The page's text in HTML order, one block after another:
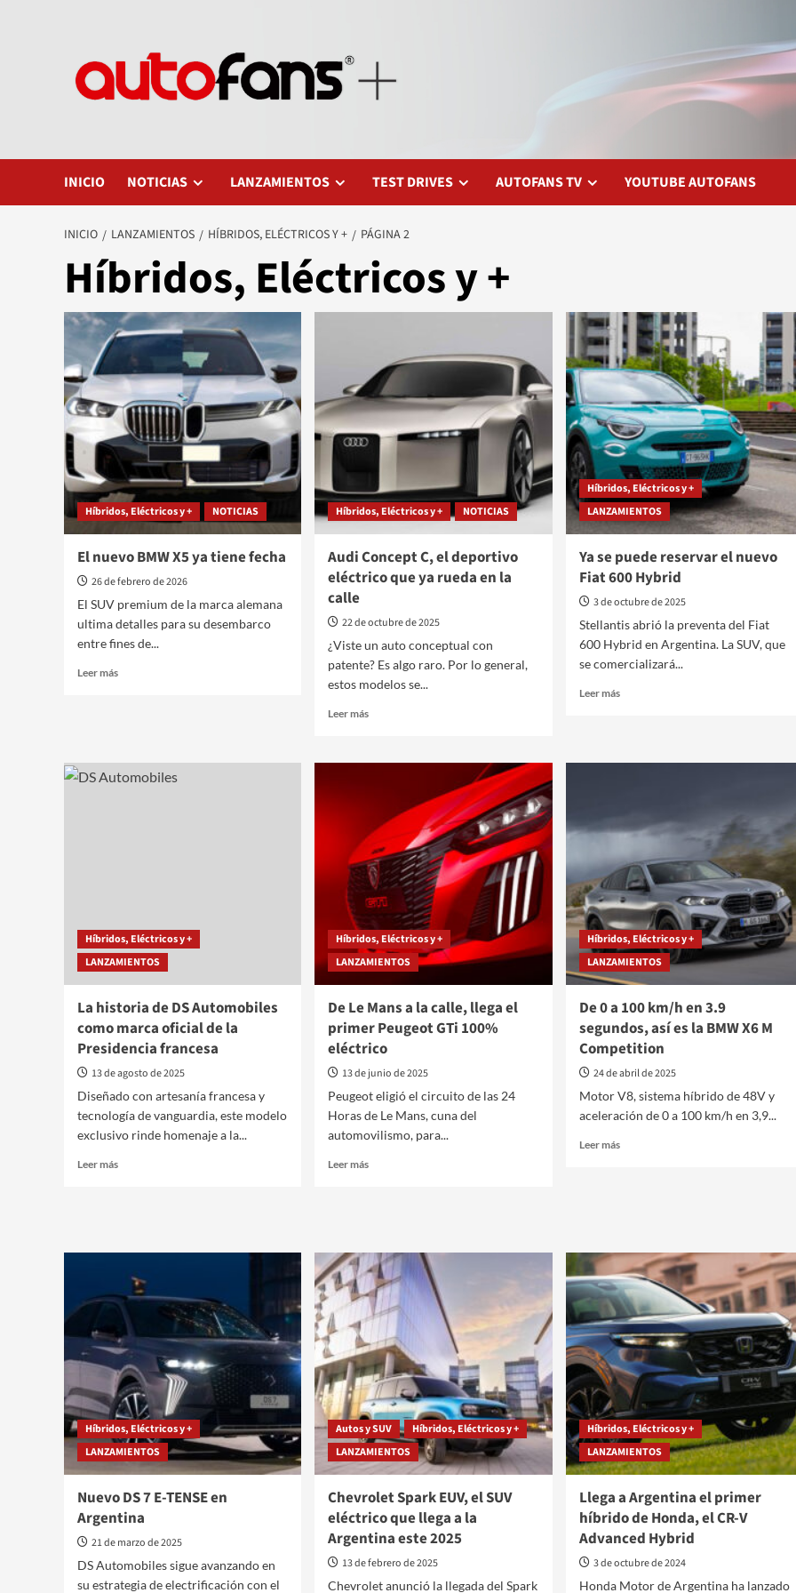
INICIO NOTICIAS LANZAMIENTOS TEST DRIVES AUTOFANS TV YOUTUBE AUTOFANS
INICIO LANZAMIENTOS HÍBRIDOS, ELÉCTRICOS Y + PÁGINA 2
Híbridos, Eléctricos y +
Híbridos, Eléctricos y + NOTICIAS
El nuevo BMW X5 ya tiene fecha
26 de febrero de 2026
El SUV premium de la marca alemana
ultima detalles para su desembarco
entre fines de...
Leer másLeer
X5
Híbridos, Eléctricos y + NOTICIAS
Audi Concept C, el deportivo
eléctrico que ya rueda en la
calle
22 de octubre de 2025
¿Viste un auto conceptual con
patente? Es algo raro. Por lo general,
estos modelos se...
Leer másLeer
Audi
deportivo
eléctrico
que
ya
rueda
en
la
calle
Híbridos, Eléctricos y +
LANZAMIENTOS
Ya se puede reservar el nuevo
Fiat 600 Hybrid
3 de octubre de 2025
Stellantis abrió la preventa del Fiat
600 Hybrid en Argentina. La SUV, que
se comercializará...
Leer másLeer
nuevo
600
Hybrid
Híbridos, Eléctricos y +
LANZAMIENTOS
La historia de DS Automobiles
como marca oficial de la
Presidencia francesa
13 de agosto de 2025
Diseñado con artesanía francesa y
tecnología de vanguardia, este modelo
exclusivo rinde homenaje a la...
Leer másLeer
Automobiles
como
marca
de
la
Presidencia
francesa
Híbridos, Eléctricos y +
LANZAMIENTOS
De Le Mans a la calle, llega el
primer Peugeot GTi 100%
eléctrico
13 de junio de 2025
Peugeot eligió el circuito de las 24
Horas de Le Mans, cuna del
automovilismo, para...
Leer másLeer
a
la
calle,
llega
primer
Peugeot
GTi
100%
eléctrico
Híbridos, Eléctricos y +
LANZAMIENTOS
De 0 a 100 km/h en 3.9
segundos, así es la BMW X6 M
Competition
24 de abril de 2025
Motor V8, sistema híbrido de 48V y
aceleración de 0 a 100 km/h en 3,9...
Leer másLeer
km/h
en
3.9
segundos,
así
es
la
BMW
X6
M
Competition
Híbridos, Eléctricos y +
LANZAMIENTOS
Nuevo DS 7 E-TENSE en
Argentina
21 de marzo de 2025
DS Automobiles sigue avanzando en
su estrategia de electrificación con el
Autos y SUV
Híbridos, Eléctricos y +
LANZAMIENTOS
Chevrolet Spark EUV, el SUV
eléctrico que llega a la
Argentina este 2025
13 de febrero de 2025
Chevrolet anunció la llegada del Spark
Híbridos, Eléctricos y +
LANZAMIENTOS
Llega a Argentina el primer
híbrido de Honda, el CR-V
Advanced Hybrid
3 de octubre de 2024
Honda Motor de Argentina ha lanzado